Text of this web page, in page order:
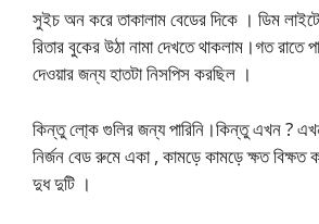
সুইচ অন করে তাকালাম বেডের দিকে । ডিম
রিতার বুকের উঠা নামা দেখতে থাকলাম।গত রাতে
দেওয়ার জন্য হাতটা নিসপিস করছিল ।
কিন্তু লো্ক গুলির জন্য পারিনি।কিন্তু এখন ?
নির্জন বেড রুমে একা , কামড়ে কামড়ে ক্ষত বিক্ষত
দুধ দুটি ।